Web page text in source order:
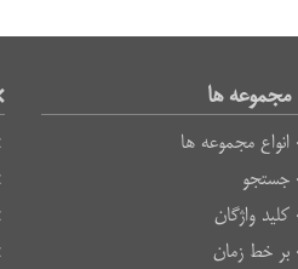
مجموعه ها
انواع مجموعه ها
جستجو
کلید واژگان
بر خط زمان